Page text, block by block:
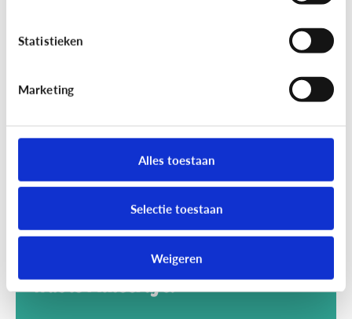
Statistieken
Marketing
Alles toestaan
Selectie toestaan
Weigeren
[Video] Gamet mijn kind teveel?
Wat is Minecraft?